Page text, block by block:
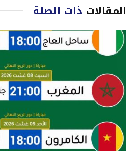
المقالات ذات الصلة